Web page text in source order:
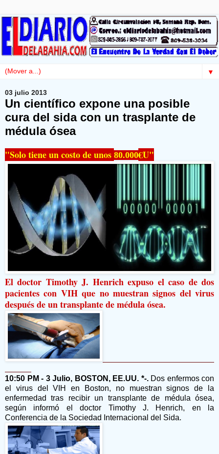
▼
03 julio 2013
Un científico expone una posible
cura del sida con un trasplante de
médula ósea
"Solo tiene un costo de unos 80.000€U"
El doctor Timothy J. Henrich expuso el caso de dos
pacientes con VIH que no muestran signos del virus
después de un transplante de médula ósea.
10:50 PM - 3 Julio, BOSTON, EE.UU. *-.Dos enfermos con
el virus del VIH en Boston, no muestran signos de la
enfermedad tras recibir un transplante de médula ósea,
según informó el doctor Timothy J. Henrich, en la
Conferencia de la Sociedad Internacional del Sida.